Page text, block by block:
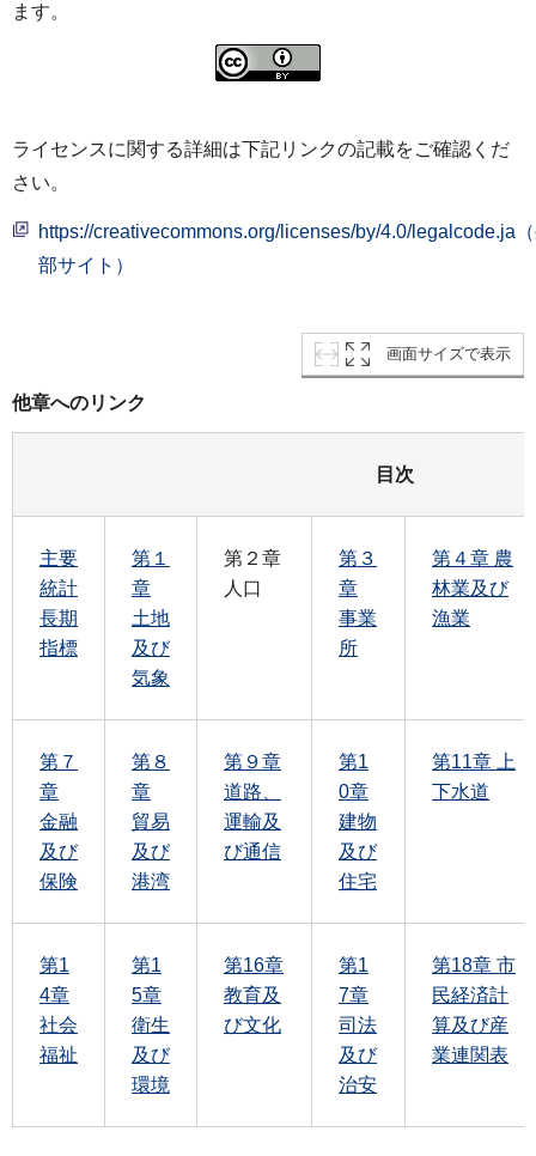
ます。
ライセンスに関する詳細は下記リンクの記載をご確認くだ
さい。
https://creativecommons.org/licenses/by/4.0/legalcode.ja
部サイト）
画面サイズで表示
他章へのリンク
目次
主要
統計
長期
指標
第１
章
土地
及び
気象
第２章
人口
第３
章
事業
所
第４章 農
林業及び
漁業
第７
章
金融
及び
保険
第８
章
貿易
及び
港湾
第９章
道路、
運輸及
び通信
第1
0章
建物
及び
住宅
第11章 上
下水道
第1
4章
社会
福祉
第1
5章
衛生
及び
環境
第16章
教育及
び文化
第1
7章
司法
及び
治安
第18章 市
民経済計
算及び産
業連関表